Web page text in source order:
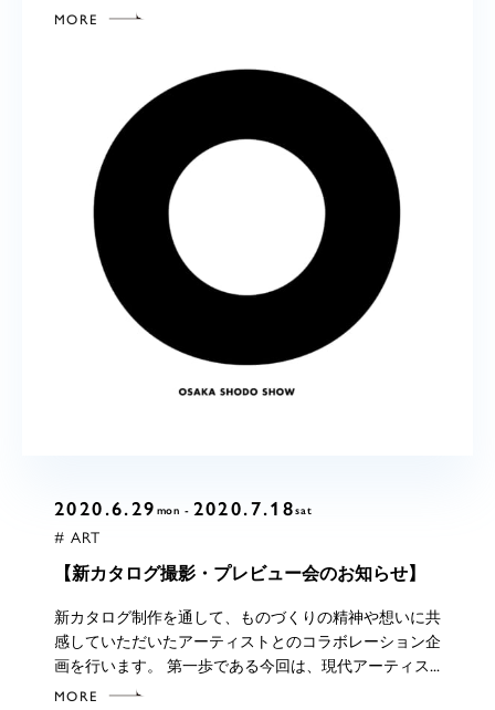
MORE
2020.6.29 mon 2020.7.18sat
# ART
【新カタログ撮影・プレビュー会のお知らせ】
新カタログ制作を通して、ものづくりの精神や想いに共
感していただいたアーティストとのコラボレーション企
画を行います。 第一歩である今回は、現代アーティス...
MORE